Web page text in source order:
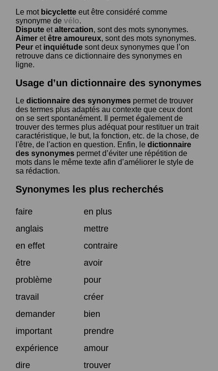
Le mot bicyclette eut être considéré comme
synonyme de vélo.
Dispute etaltercation, sont des mots synonymes.
Aimer etêtre amoureux, sont des mots synonymes.
Peur et inquiétude sont deux synonymes que l’on
retrouve dans ce dictionnaire des synonymes en
ligne.
Usage d’un dictionnaire des synonymes
Le dictionnaire des synonymes permet de trouver
des termes plus adaptés au contexte que ceux dont
on se sert spontanément. Il permet également de
trouver des termes plus adéquat pour restituer un trait
caractéristique, le but, la fonction, etc. de la chose, de
l'être, de l'action en question. Enfin, le dictionnaire
des synonymes permet d’éviter une répétition de
mots dans le même texte afin d’améliorer le style de
sa rédaction.
Synonymes les plus recherchés
faire
en plus
anglais
mettre
en effet
contraire
être
avoir
problème
pour
travail
créer
demander
bien
important
prendre
expérience
amour
dire
trouver